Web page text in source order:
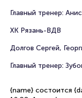
Главный тренер:
ХК Рязань-ВДВ
Долгов Сергей,
Главный тренер:
{name} состоится